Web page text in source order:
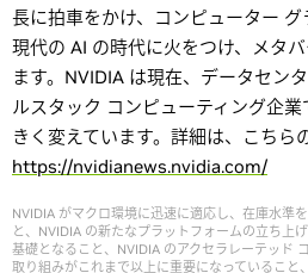
長に拍車をかけ、コンピューター グ
現代の AI の時代に火をつけ、メタ
ます。NVIDIA は現在、データセン
ルスタック コンピューティング企
きく変えています。詳細は、こちら
https://nvidianews.nvidia.com/
NVIDIA がマクロ環境に迅速に適応し、在庫水準
と、NVIDIA の新たなプラットフォームの立ち上
基礎となること、NVIDIA のアクセラレーテッド
取り組みがこれまで以上に重要になっていること